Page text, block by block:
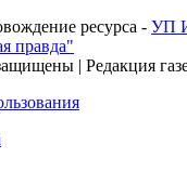
ресурса - УП
правда"
| Редакция